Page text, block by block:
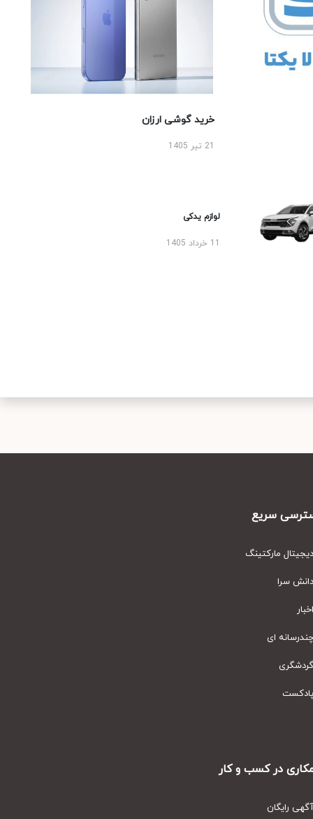
خرید گوشی ارزان
لوازم یدکی
سریع
مارکتینگ
سرا
ای
در کسب و کار
رایگان